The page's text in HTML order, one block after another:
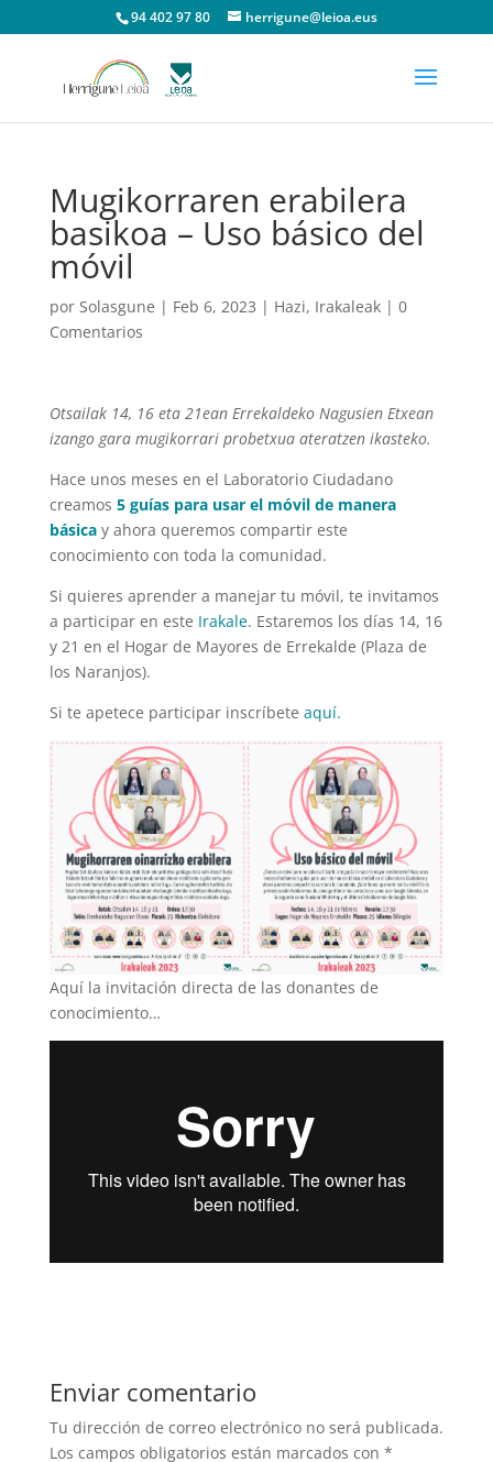
94 402 97 80 herrigune@leioa.eus
Mugikorraren erabilera
basikoa – Uso básico del
móvil
por Solasgune | Feb 6, 2023 | Hazi, Irakaleak| 0
Comentarios
Otsailak 14, 16 eta 21ean Errekaldeko Nagusien Etxean
izango gara mugikorrari probetxua ateratzen ikasteko.
Hace unos meses en el Laboratorio Ciudadano
creamos 5 guías para usar el móvil de manera
básicay ahora queremos compartir este
conocimiento con toda la comunidad.
Si quieres aprender a manejar tu móvil, te invitamos
a participar en este Irakale. Estaremos los días 14, 16
y 21 en el Hogar de Mayores de Errekalde (Plaza de
los Naranjos).
Si te apetece participar inscríbete aquí.
Aquí la invitación directa de las donantes de
conocimiento…
Enviar comentario
Tu dirección de correo electrónico no será publicada.
Los campos obligatorios están marcados con *